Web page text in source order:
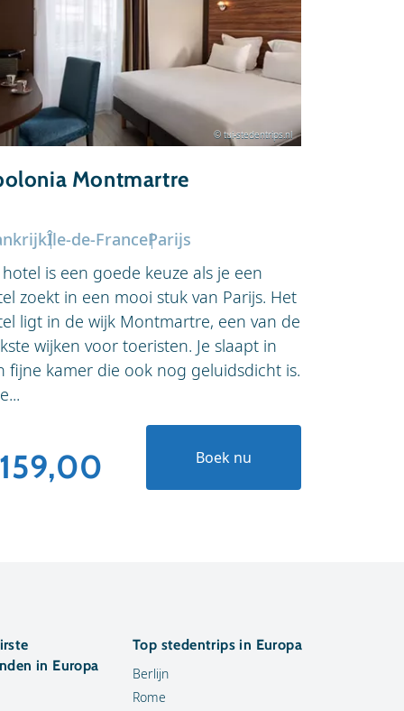
© tui-stedentrips.nl
Montmartre
Île-de-FranceParijs
is een goede keuze als je een
zoekt in een mooi stuk van Parijs. Het
ligt in de wijk Montmartre, een van de
wijken voor toeristen. Je slaapt in
fijne kamer die ook nog geluidsdicht is.
Boek nu
in Europa
Top stedentrips in Europa
Berlijn
Rome